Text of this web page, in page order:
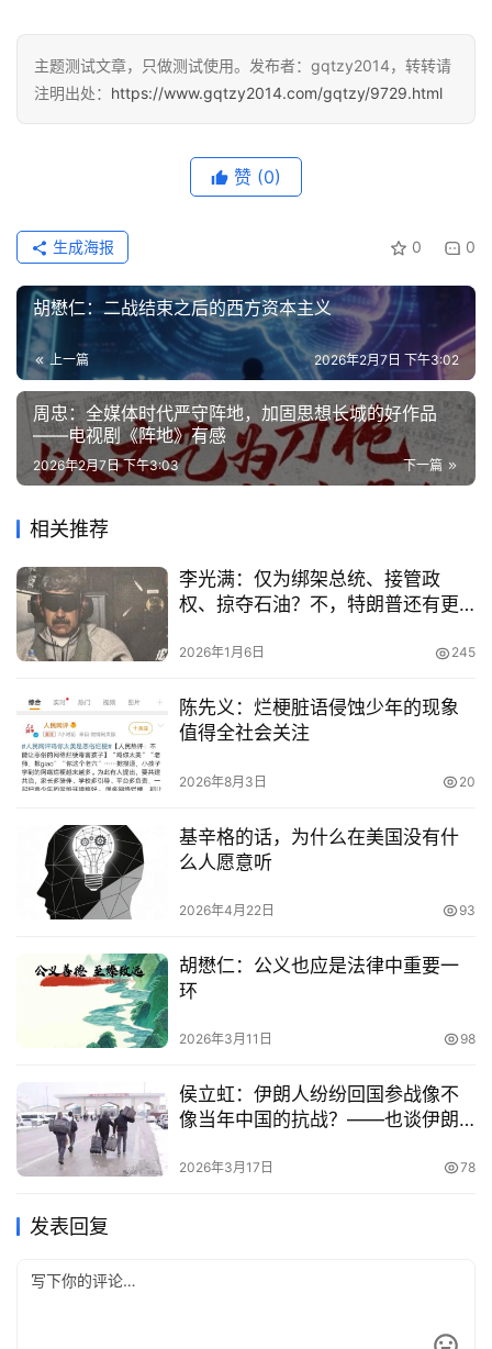
页
面
主题测试文章，只做测试使用。发布者：gqtzy2014，转转请
注明出处： https://www.gqtzy2014.com/gqtzy/9729.html
赞 (0)
0 0
生成海报
胡懋仁：二战结束之后的西方资本主义
上一篇 2026年2月7日 下午3:02
周忠：全媒体时代严守阵地，加固思想长城的好作品
——电视剧《阵地》有感
下一篇
2026年2月7日 下午3:03
相关推荐
李光满：仅为绑架总统、接管政
权、掠夺石油？不，特朗普还有更
2026年1月6日 245
陈先义：烂梗脏语侵蚀少年的现象
值得全社会关注
2026年8月3日 20
基辛格的话，为什么在美国没有什
么人愿意听
2026年4月22日 93
胡懋仁：公义也应是法律中重要一
环
2026年3月11日 98
侯立虹：伊朗人纷纷回国参战像不
像当年中国的抗战？——也谈伊朗
2026年3月17日 78
发表回复